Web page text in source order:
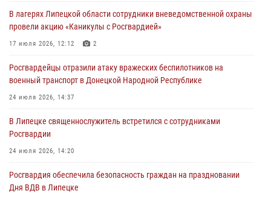
Росгвардия противодействует БПЛА ВСУ на южном направлении
(видео)
03 августа 2026, 13:39
В лагерях Липецкой области сотрудники вневедомственной охраны
провели акцию «Каникулы с Росгвардией»
17 июля 2026, 12:12 2
Росгвардейцы отразили атаку вражеских беспилотников на
военный транспорт в Донецкой Народной Республике
24 июля 2026, 14:37
В Липецке священнослужитель встретился с сотрудниками
Росгвардии
24 июля 2026, 14:20
Росгвардия обеспечила безопасность граждан на праздновании
Дня ВДВ в Липецке